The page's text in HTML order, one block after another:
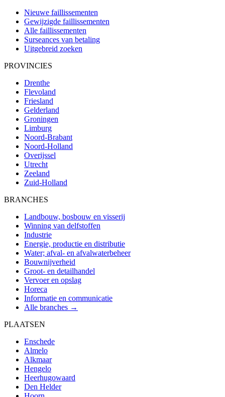
Nieuwe faillissementen
Gewijzigde faillissementen
Alle faillissementen
Surseances van betaling
Uitgebreid zoeken
PROVINCIES
Drenthe
Flevoland
Friesland
Gelderland
Groningen
Limburg
Noord-Brabant
Noord-Holland
Overijssel
Utrecht
Zeeland
Zuid-Holland
BRANCHES
Landbouw, bosbouw en visserij
Winning van delfstoffen
Industrie
Energie, productie en distributie
Water; afval- en afvalwaterbeheer
Bouwnijverheid
Groot- en detailhandel
Vervoer en opslag
Horeca
Informatie en communicatie
Alle branches →
PLAATSEN
Enschede
Almelo
Alkmaar
Hengelo
Heerhugowaard
Den Helder